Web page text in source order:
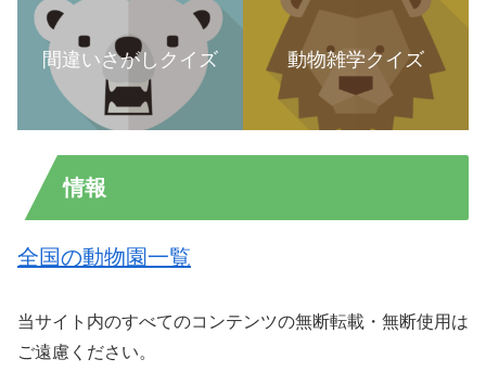
間違いさがしクイズ 動物雑学クイズ
情報
全国の動物園一覧
当サイト内のすべてのコンテンツの無断転載・無断使用は
ご遠慮ください。